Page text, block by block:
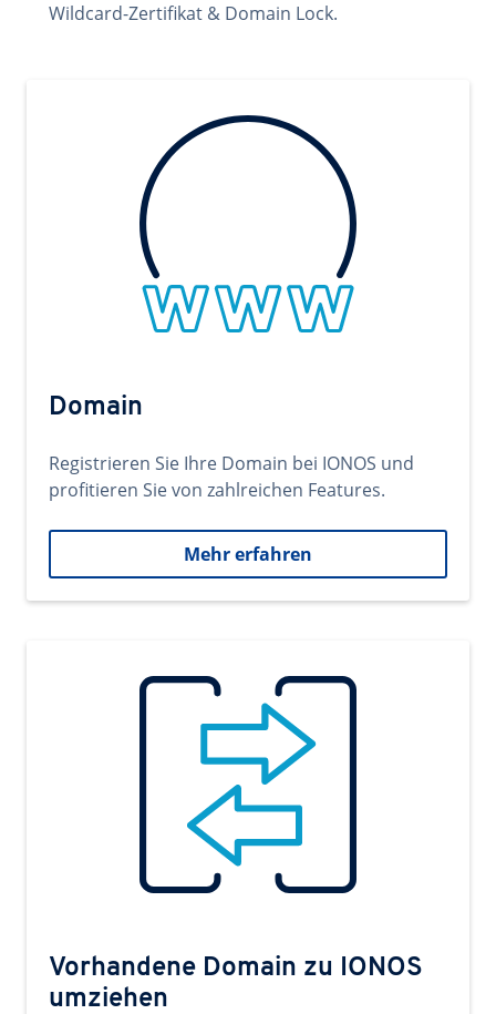
Wildcard-Zertifikat & Domain Lock.
Domain
Registrieren Sie Ihre Domain bei IONOS und
profitieren Sie von zahlreichen Features.
Mehr erfahren
Vorhandene Domain zu IONOS
umziehen